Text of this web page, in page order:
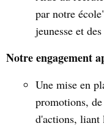
par notre
jeunesse et
Notre engagement
Une mise en
promotions,
d'actions, liant